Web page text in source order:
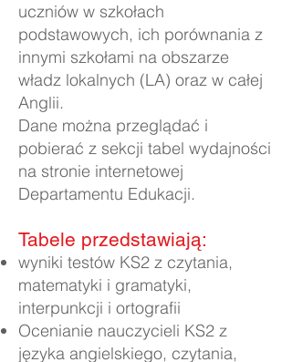
uczniów w szkołach
podstawowych, ich porównania z
innymi szkołami na obszarze
władz lokalnych (LA) oraz w całej
Anglii.
Dane można przeglądać i
pobierać z sekcji tabel wydajności
na stronie internetowej
Departamentu Edukacji.
Tabele przedstawiają:
wyniki testów KS2 z czytania,
matematyki i gramatyki,
interpunkcji i ortografii
Ocenianie nauczycieli KS2 z
języka angielskiego, czytania,